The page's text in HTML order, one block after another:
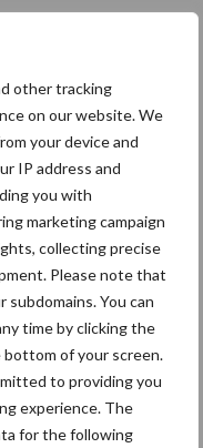
other tracking
on our website. We
your device and
IP address and
you with
marketing campaign
collecting precise
Please note that
subdomains. You can
time by clicking the
of your screen.
to providing you
experience. The
for the following
Partner nieuws